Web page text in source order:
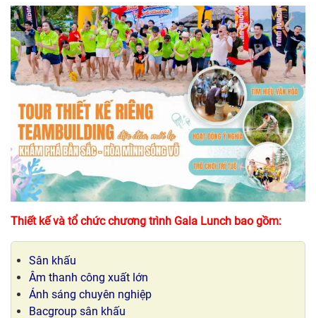
Thiết kế và tổ chức chương trình Gala Lunch bao gồm:
Sân khấu
Âm thanh công xuất lớn
Ánh sáng chuyên nghiệp
Bacgroup sân khấu